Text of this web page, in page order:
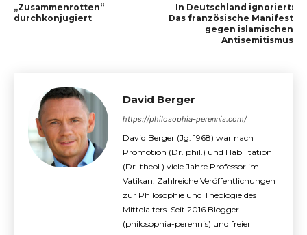
„Zusammenrotten“
durchkonjugiert
In Deutschland ignoriert:
Das französische Manifest
gegen islamischen
Antisemitismus
David Berger
https://philosophia-perennis.com/
David Berger (Jg. 1968) war nach
Promotion (Dr. phil.) und Habilitation
(Dr. theol.) viele Jahre Professor im
Vatikan. Zahlreiche Veröffentlichungen
zur Philosophie und Theologie des
Mittelalters. Seit 2016 Blogger
(philosophia-perennis) und freier